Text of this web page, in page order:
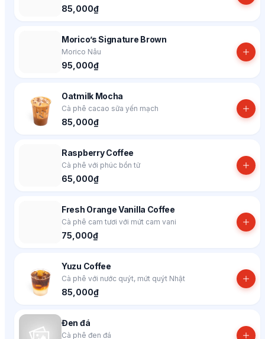
85,000₫
Morico’s Signature Brown
Morico Nâu
95,000₫
Oatmilk Mocha
Cà phê cacao sữa yến mạch
85,000₫
Raspberry Coffee
Cà phê với phúc bồn tử
65,000₫
Fresh Orange Vanilla Coffee
Cà phê cam tươi với mứt cam vani
75,000₫
Yuzu Coffee
Cà phê với nước quýt, mứt quýt Nhật
85,000₫
Đen đá
Cà phê đen đá